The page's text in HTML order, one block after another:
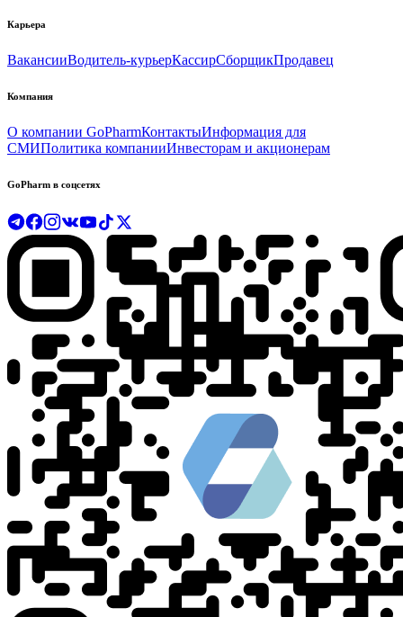
Карьера
ВакансииВодитель-курьерКассирСборщикПродавец
Компания
О компании GoPharmКонтактыИнформация для
СМИПолитика компанииИнвесторам и акционерам
GoPharm в соцсетях